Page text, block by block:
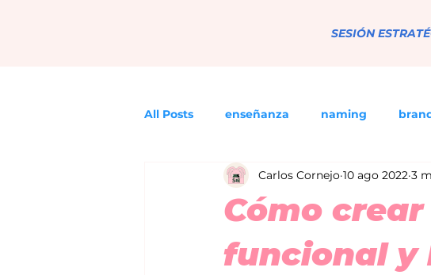
SESIÓN
All Posts enseñanza naming
Cómo
funcional y
Carlos Cornejo 10 ago 2022 3